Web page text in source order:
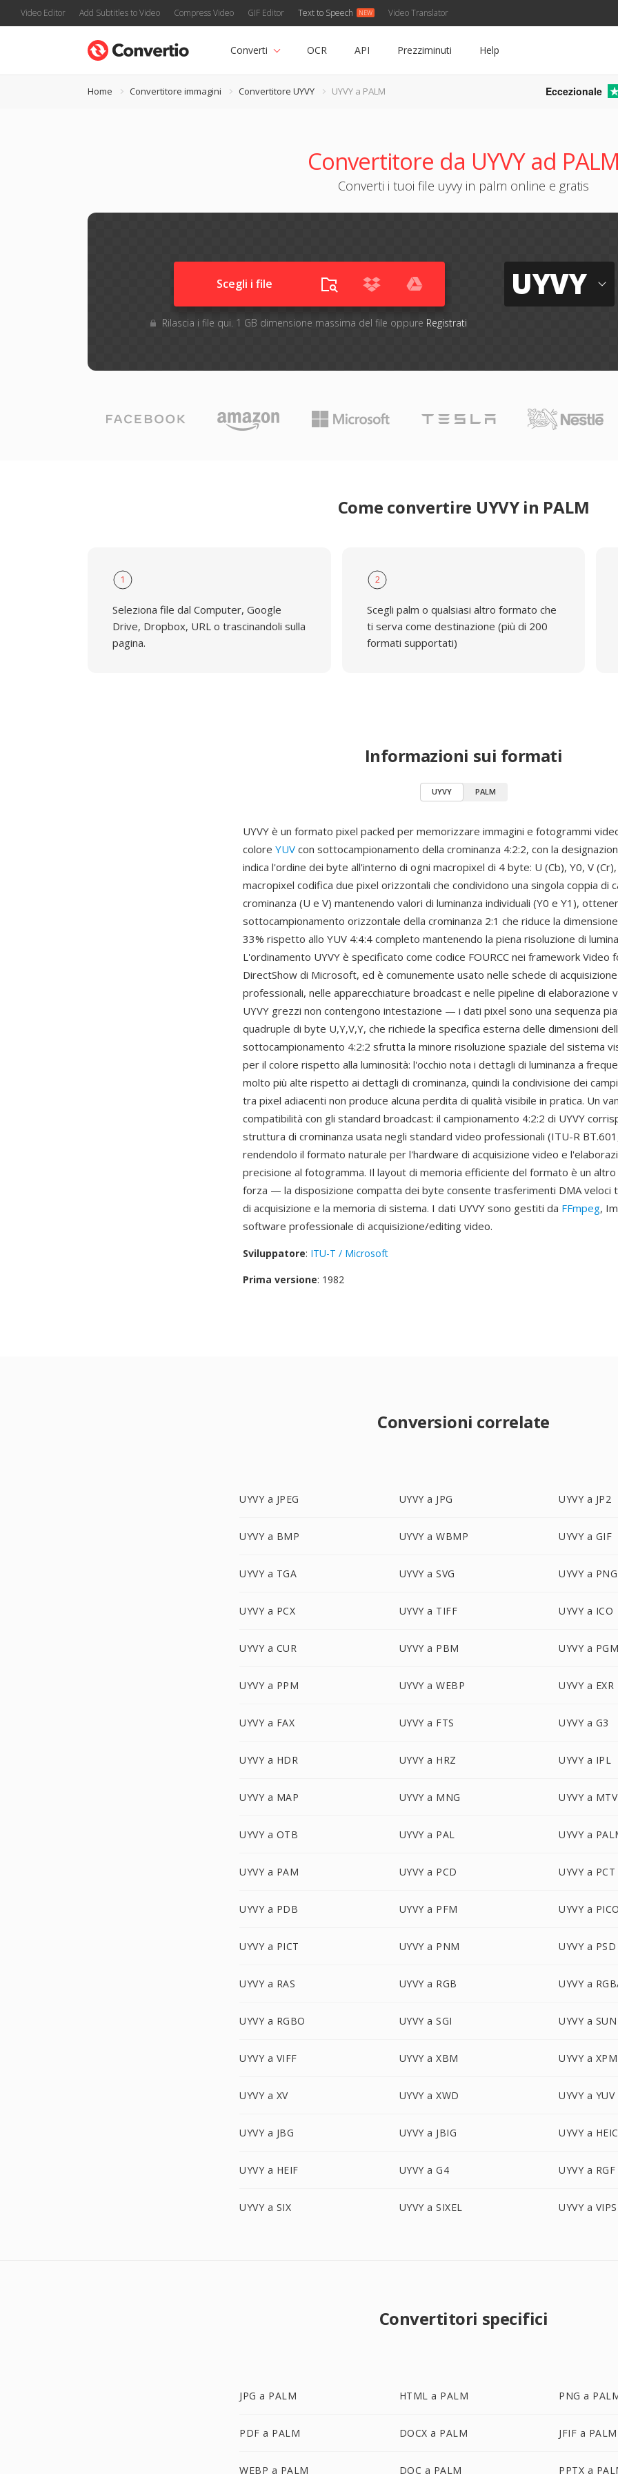
Video Editor Add Subtitles to Video Compress Video GIF Editor Text to Speech Video Translator
Converti OCR API Prezziminuti Help
Home Convertitore immagini Convertitore UYVY UYVY a PALM Eccezionale
Convertitore da UYVY ad
Converti i tuoi file uyvy in palm online e gratis
Scegli i file
Rilascia i file qui. 1 GB dimensione massima del file oppure Registrati
UYVY
Come convertire UYVY in PALM
1
Seleziona file dal Computer, Google
Drive, Dropbox, URL o trascinandoli sulla
pagina.
2
Scegli palm o qualsiasi altro formato che
ti serva come destinazione (più di 200
formati supportati)
Informazioni sui formati
UYVY PALM
UYVY è un formato pixel packed per memorizzare immagini e fotogrammi
colore YUV con sottocampionamento della crominanza 4:2:2, con la
indica l'ordine dei byte all'interno di ogni macropixel di 4 byte: U (Cb), Y0, V
macropixel codifica due pixel orizzontali che condividono una singola coppia di
crominanza (U e V) mantenendo valori di luminanza individuali (Y0 e Y1),
sottocampionamento orizzontale della crominanza 2:1 che riduce la
33% rispetto allo YUV 4:4:4 completo mantenendo la piena risoluzione di
L'ordinamento UYVY è specificato come codice FOURCC nei framework Video
DirectShow di Microsoft, ed è comunemente usato nelle schede di
professionali, nelle apparecchiature broadcast e nelle pipeline di elaborazione
UYVY grezzi non contengono intestazione — i dati pixel sono una sequenza
quadruple di byte U,Y,V,Y, che richiede la specifica esterna delle dimensioni
sottocampionamento 4:2:2 sfrutta la minore risoluzione spaziale del sistema
per il colore rispetto alla luminosità: l'occhio nota i dettagli di luminanza a
molto più alte rispetto ai dettagli di crominanza, quindi la condivisione dei
tra pixel adiacenti non produce alcuna perdita di qualità visibile in pratica. Un
compatibilità con gli standard broadcast: il campionamento 4:2:2 di UYVY
struttura di crominanza usata negli standard video professionali (ITU-R
rendendolo il formato naturale per l'hardware di acquisizione video e
precisione al fotogramma. Il layout di memoria efficiente del formato è un
forza — la disposizione compatta dei byte consente trasferimenti DMA veloci
di acquisizione e la memoria di sistema. I dati UYVY sono gestiti da FFmpeg,
software professionale di acquisizione/editing video.
Sviluppatore: ITU-T / Microsoft
Prima versione: 1982
Conversioni correlate
UYVY a JPEG UYVY a JPG UYVY a JP2
UYVY a BMP UYVY a WBMP UYVY a GIF
UYVY a TGA UYVY a SVG UYVY a PNG
UYVY a PCX UYVY a TIFF UYVY a ICO
UYVY a CUR UYVY a PBM UYVY a
UYVY a PPM UYVY a WEBP UYVY a EXR
UYVY a FAX UYVY a FTS UYVY a G3
UYVY a HDR UYVY a HRZ UYVY a IPL
UYVY a MAP UYVY a MNG UYVY a MTV
UYVY a OTB UYVY a PAL UYVY a
UYVY a PAM UYVY a PCD UYVY a PCT
UYVY a PDB UYVY a PFM UYVY a
UYVY a PICT UYVY a PNM UYVY a PSD
UYVY a RAS UYVY a RGB UYVY a
UYVY a RGBO UYVY a SGI UYVY a SUN
UYVY a VIFF UYVY a XBM UYVY a XPM
UYVY a XV UYVY a XWD UYVY a YUV
UYVY a JBG UYVY a JBIG UYVY a HEIC
UYVY a HEIF UYVY a G4 UYVY a RGF
UYVY a SIX UYVY a SIXEL UYVY a VIPS
Convertitori specifici
JPG a PALM HTML a PALM PNG a
PDF a PALM DOCX a PALM JFIF a PALM
WEBP a PALM DOC a PALM PPTX a